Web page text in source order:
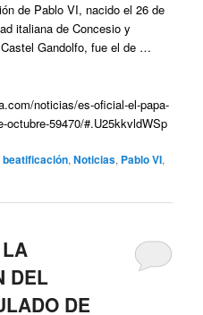
de Pablo VI, nacido el 26 de
italiana de Concesio y
Gandolfo, fue el de …
noticias/es-oficial-el-papa-
octubre-59470/#.U25kkvldWSp
beatificación,Noticias, Pablo VI,
DEL
DE